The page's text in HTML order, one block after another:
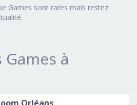
Games sont rares mais restez
Games à
Orléans